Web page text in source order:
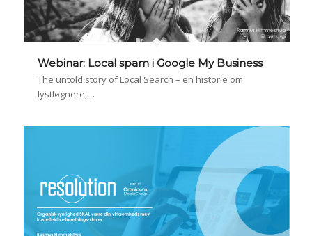
Webinar: Local spam i Google My Business
The untold story of Local Search – en historie om
lystløgnere,…